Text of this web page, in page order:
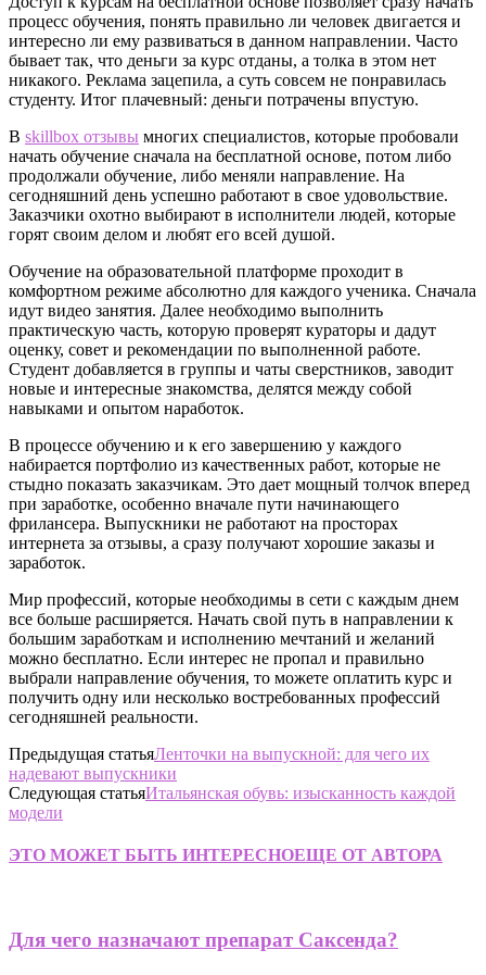
процесс обучения, понять правильно ли человек двигается и
интересно ли ему развиваться в данном направлении. Часто
бывает так, что деньги за курс отданы, а толка в этом нет
никакого. Реклама зацепила, а суть совсем не понравилась
студенту. Итог плачевный: деньги потрачены впустую.
В skillbox отзывы многих специалистов, которые пробовали
начать обучение сначала на бесплатной основе, потом либо
продолжали обучение, либо меняли направление. На
сегодняшний день успешно работают в свое удовольствие.
Заказчики охотно выбирают в исполнители людей, которые
горят своим делом и любят его всей душой.
Обучение на образовательной платформе проходит в
комфортном режиме абсолютно для каждого ученика. Сначала
идут видео занятия. Далее необходимо выполнить
практическую часть, которую проверят кураторы и дадут
оценку, совет и рекомендации по выполненной работе.
Студент добавляется в группы и чаты сверстников, заводит
новые и интересные знакомства, делятся между собой
навыками и опытом наработок.
В процессе обучению и к его завершению у каждого
набирается портфолио из качественных работ, которые не
стыдно показать заказчикам. Это дает мощный толчок вперед
при заработке, особенно вначале пути начинающего
фрилансера. Выпускники не работают на просторах
интернета за отзывы, а сразу получают хорошие заказы и
заработок.
Мир профессий, которые необходимы в сети с каждым днем
все больше расширяется. Начать свой путь в направлении к
большим заработкам и исполнению мечтаний и желаний
можно бесплатно. Если интерес не пропал и правильно
выбрали направление обучения, то можете оплатить курс и
получить одну или несколько востребованных профессий
сегодняшней реальности.
Предыдущая статьяЛенточки на выпускной: для чего их
надевают выпускники
Следующая статьяИтальянская обувь: изысканность каждой
модели
ЭТО МОЖЕТ БЫТЬ ИНТЕРЕСНОЕЩЕ ОТ АВТОРА
Для чего назначают препарат Саксенда?